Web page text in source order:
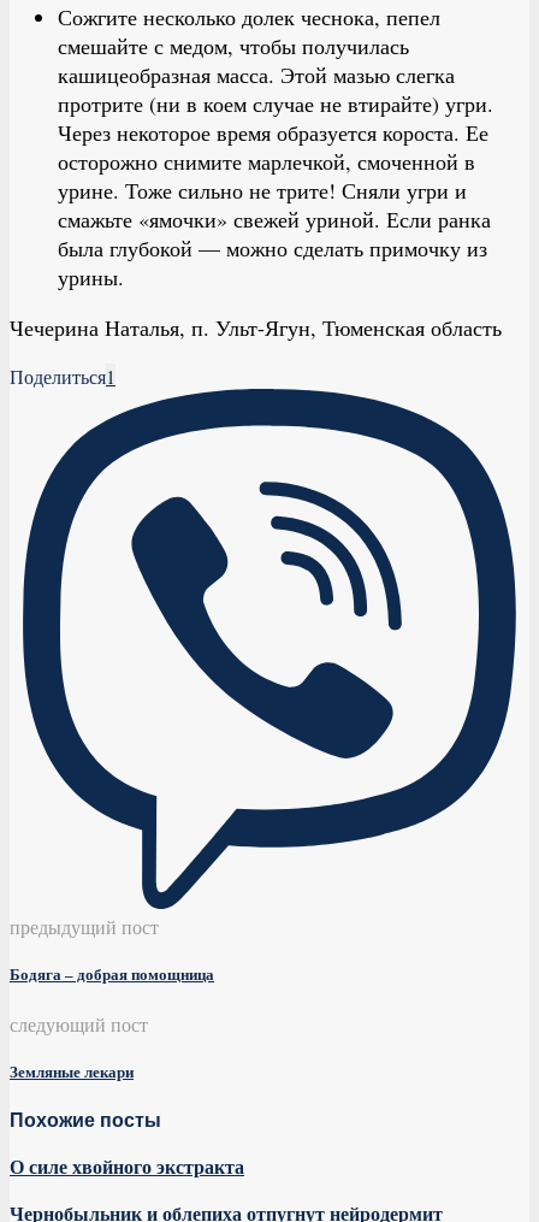
Сожгите несколько долек чеснока, пепел
смешайте с медом, чтобы получилась
кашицеобразная масса. Этой мазью слегка
протрите (ни в коем случае не втирайте) угри.
Через некоторое время образуется короста. Ее
осторожно снимите марлечкой, смоченной в
урине. Тоже сильно не трите! Сняли угри и
смажьте «ямочки» свежей уриной. Если ранка
была глубокой — можно сделать примочку из
урины.
Чечерина Наталья, п. Ульт-Ягун, Тюменская область
Поделиться1
предыдущий пост
Бодяга – добрая помощница
следующий пост
Земляные лекари
Похожие посты
О силе хвойного экстракта
Чернобыльник и облепиха отпугнут нейродермит